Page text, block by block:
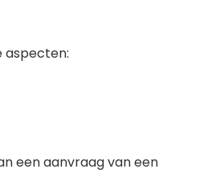
aspecten:
een aanvraag van een